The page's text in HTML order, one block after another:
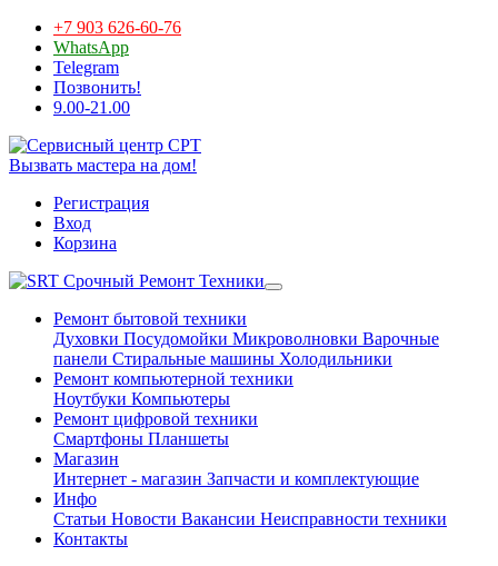
+7 903 626-60-76
WhatsApp
Telegram
Позвонить!
9.00-21.00
Вызвать мастера на дом!
Регистрация
Вход
Корзина
Срочный Ремонт Техники
Ремонт бытовой техники
Духовки Посудомойки Микроволновки Варочные
панели Стиральные машины Холодильники
Ремонт компьютерной техники
Ноутбуки Компьютеры
Ремонт цифровой техники
Смартфоны Планшеты
Магазин
Интернет - магазин Запчасти и комплектующие
Инфо
Статьи Новости Вакансии Неисправности техники
Контакты